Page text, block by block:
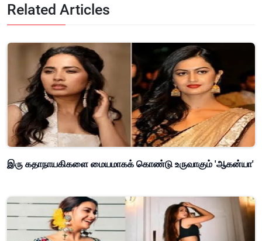
Related Articles
இரு கதாநாயகிகளை மையமாகக் கொண்டு உருவாகும் 'ஆகன்யா'